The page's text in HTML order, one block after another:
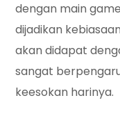
dengan main
dijadikan
akan didapat
sangat
keesokan harinya.